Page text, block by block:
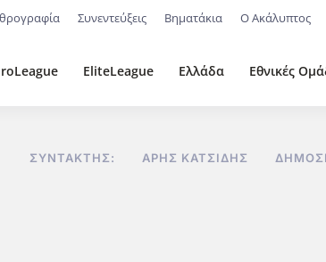
Συνεντεύξεις Βηματάκια Ο Ακάλυπτος
EliteLeague Ελλάδα Εθνικές
ΣΥΝΤΆΚΤΗΣ: ΆΡΗΣ ΚΑΤΣΊΔΗΣ